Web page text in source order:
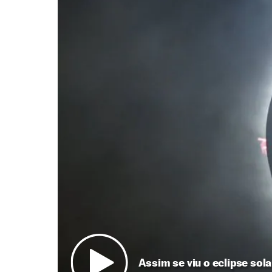
Assim se viu o eclipse